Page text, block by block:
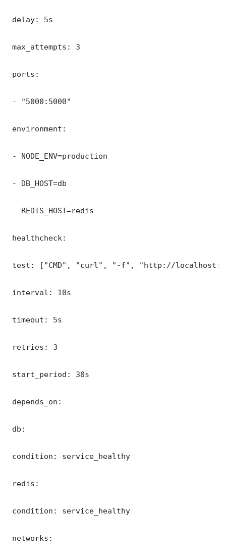
delay: 5s
max_attempts: 3
ports:
- "5000:5000"
environment:
- NODE_ENV=production
- DB_HOST=db
- REDIS_HOST=redis
healthcheck:
test: ["CMD", "curl", "-f", "http://
interval: 10s
timeout: 5s
retries: 3
start_period: 30s
depends_on:
db:
condition: service_healthy
redis:
condition: service_healthy
networks: